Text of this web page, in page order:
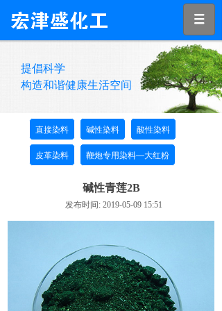
提倡科学
构造和谐健康生活空间
直接染料 碱性染料 酸性染料
皮革染料 鞭炮专用染料—大红粉
碱性青莲2B
发布时间: 2019-05-09 15:51